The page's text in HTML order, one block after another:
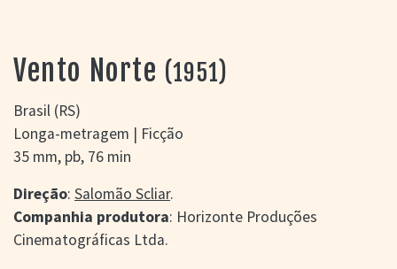
CINEMA GAÚCHO
> BUSCA AVANÇADA
> LISTA DE FILMES
> FILMOGRAFIAS DE
> DISCOGRAFIAS
> BIBLIOGRAFIAS
CONTATO E
Vento Norte (1951)
Brasil (RS)
Longa-metragem | Ficção
35 mm, pb, 76 min
Direção: Salomão Scliar.
Companhia produtora: Horizonte Produções
Cinematográficas Ltda.